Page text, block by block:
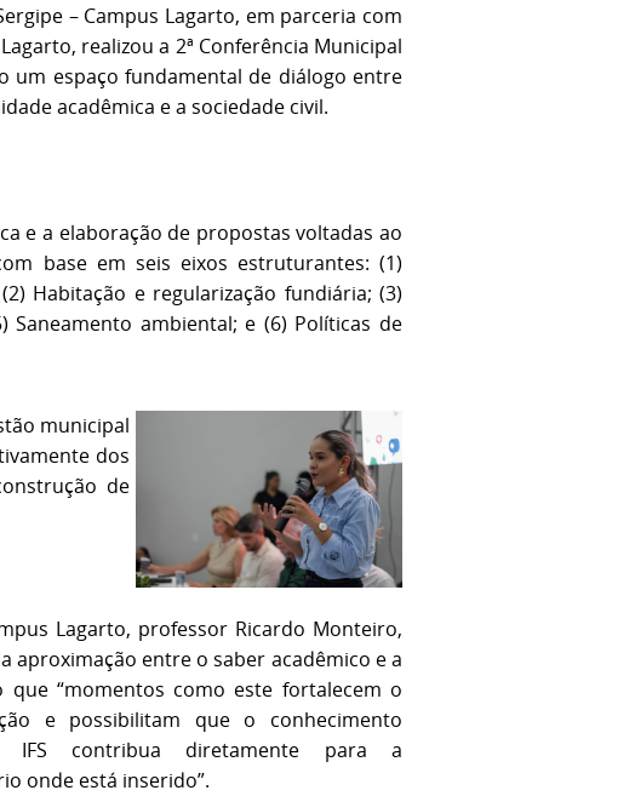
– Campus Lagarto, em parceria com
realizou a 2ª Conferência Municipal
um espaço fundamental de diálogo entre
acadêmica e a sociedade civil.
e a elaboração de propostas voltadas ao
base em seis eixos estruturantes: (1)
Habitação e regularização fundiária; (3)
Saneamento ambiental; e (6) Políticas de
municipal
dos
de
Lagarto, professor Ricardo Monteiro,
aproximação entre o saber acadêmico e a
que “momentos como este fortalecem o
e possibilitam que o conhecimento
IFS contribua diretamente para a
onde está inserido”.